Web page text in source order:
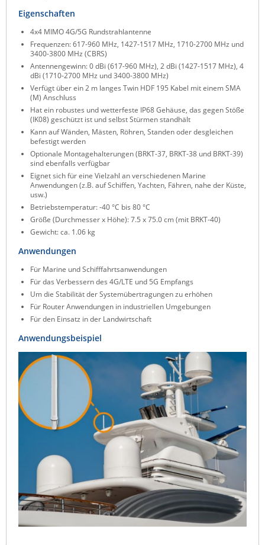
Teltonika
Unwired Networks
Vision
WATTECO
Westermo
Yuasa
ZPE Systems
News zu unseren Herstellern
Eigenschaften
4x4 MIMO 4G/5G Rundstrahlantenne
Frequenzen: 617-960 MHz, 1427-1517 MHz, 1710-2700 MHz und
3400-3800 MHz (CBRS)
Antennengewinn: 0 dBi (617-960 MHz), 2 dBi (1427-1517 MHz), 4
dBi (1710-2700 MHz und 3400-3800 MHz)
Verfügt über ein 2 m langes Twin HDF 195 Kabel mit einem SMA
(M) Anschluss
Hat ein robustes und wetterfeste IP68 Gehäuse, das gegen Stöße
(IK08) geschützt ist und selbst Stürmen standhält
Kann auf Wänden, Mästen, Röhren, Standen oder desgleichen
befestigt werden
Optionale Montagehalterungen (BRKT-37, BRKT-38 und BRKT-39)
sind ebenfalls verfügbar
Eignet sich für eine Vielzahl an verschiedenen Marine
Anwendungen (z.B. auf Schiffen, Yachten, Fähren, nahe der Küste,
usw.)
Betriebstemperatur: -40 °C bis 80 °C
Größe (Durchmesser x Höhe): 7.5 x 75.0 cm (mit BRKT-40)
Gewicht: ca. 1.06 kg
Anwendungen
Für Marine und Schifffahrtsanwendungen
Für das Verbessern des 4G/LTE und 5G Empfangs
Um die Stabilität der Systemübertragungen zu erhöhen
Für Router Anwendungen in industriellen Umgebungen
Für den Einsatz in der Landwirtschaft
Anwendungsbeispiel